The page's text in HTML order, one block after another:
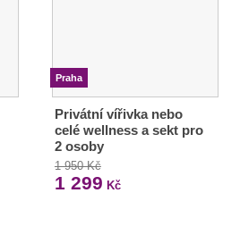
Praha
Privátní vířivka nebo
celé wellness a sekt pro
2 osoby
1 950 Kč
1 299 Kč